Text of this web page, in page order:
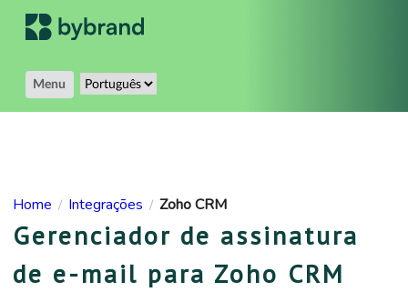
Menu
Home / Integrações / Zoho CRM
Gerenciador de assinatura
de e-mail para Zoho CRM